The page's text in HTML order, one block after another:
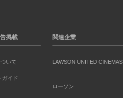
掲載
いて
ガイド
関連企業
LAWSON UNITED CINEMAS
ローソン